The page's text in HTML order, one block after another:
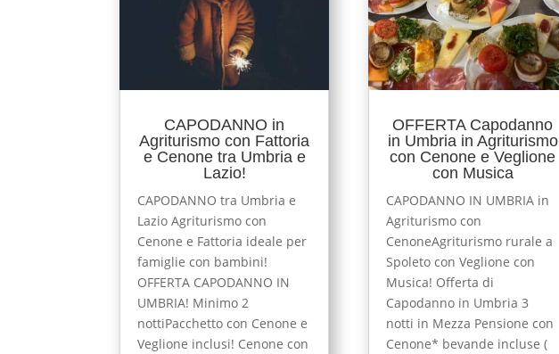
CAPODANNO in
Agriturismo con Fattoria
e Cenone tra Umbria e
Lazio!
CAPODANNO tra Umbria e
Lazio Agriturismo con
Cenone e Fattoria ideale per
famiglie con bambini!
OFFERTA CAPODANNO IN
UMBRIA! Minimo 2
nottiPacchetto con Cenone e
Veglione inclusi! Cenone con
OFFERTA Capodanno
in Umbria in Agriturismo
con Cenone e Veglione
con Musica
CAPODANNO IN UMBRIA in
Agriturismo con
CenoneAgriturismo rurale a
Spoleto con Veglione con
Musica! Offerta di
Capodanno in Umbria 3
notti in Mezza Pensione con
Cenone* bevande incluse (